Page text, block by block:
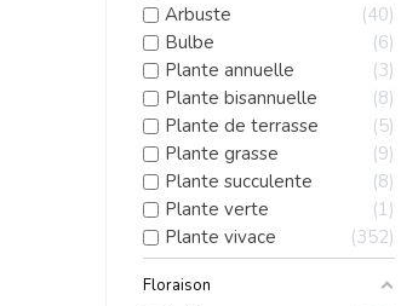
Arbuste
40
Bulbe
6
Plante annuelle
3
Plante bisannuelle
8
Plante de terrasse
5
Plante grasse
9
Plante succulente
8
Plante verte
1
Plante vivace
352
Floraison